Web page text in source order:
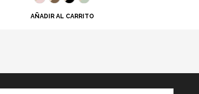
AÑADIR AL CARRITO